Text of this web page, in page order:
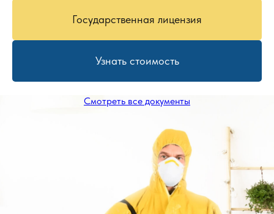
Государственная лицензия
Узнать стоимость
Смотреть все документы